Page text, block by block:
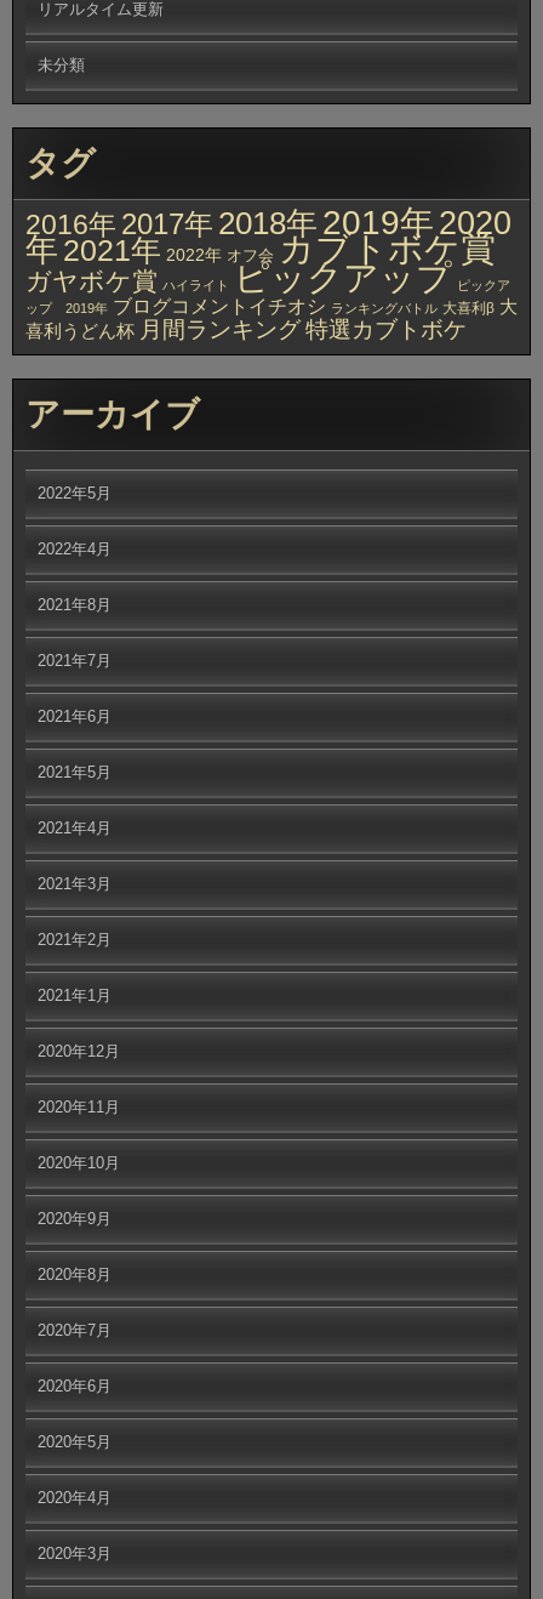
リアルタイム更新
未分類
タグ
2016年 2017年 2018年 2019年2020
年 2021年 2022年 オフ会 カブトボケ賞
ガヤボケ賞 ハイライト ピックアップ ピックア
ップ 2019年 ブログコメントイチオシ ランキングバトル 大喜利β 大
喜利うどん杯 月間ランキング特選カブトボケ
アーカイブ
2022年5月
2022年4月
2021年8月
2021年7月
2021年6月
2021年5月
2021年4月
2021年3月
2021年2月
2021年1月
2020年12月
2020年11月
2020年10月
2020年9月
2020年8月
2020年7月
2020年6月
2020年5月
2020年4月
2020年3月